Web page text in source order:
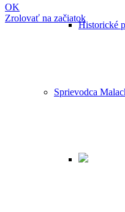
Historické
Sprievodca
OK
Zrolovať na začiatok